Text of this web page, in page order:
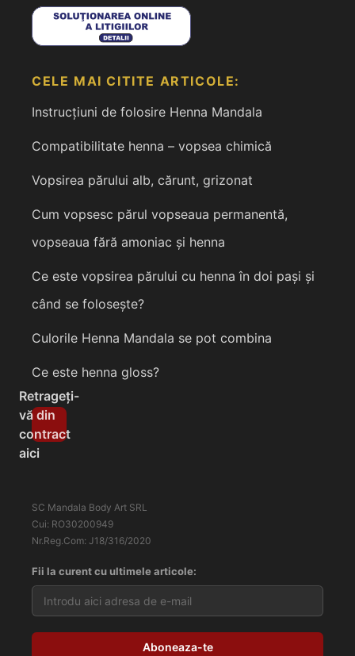
CELE MAI CITITE ARTICOLE:
Instrucțiuni de folosire Henna Mandala
Compatibilitate henna – vopsea chimică
Vopsirea părului alb, cărunt, grizonat
Cum vopsesc părul vopseaua permanentă,
vopseaua fără amoniac și henna
Ce este vopsirea părului cu henna în doi pași și
când se folosește?
Culorile Henna Mandala se pot combina
Ce este henna gloss?
Retrageți-
vă din
contract
aici
SC Mandala Body Art SRL
Cui: RO30200949
Nr.Reg.Com: J18/316/2020
Fii la curent cu ultimele articole: